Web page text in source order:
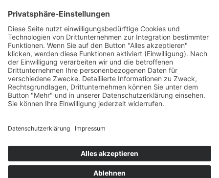
Ski Alpin
Ski Nordisch
Winter-Highlights
Aktuelles
Verband
Aktion Pro Ski
Selektionsrichtlinien
Kontakt
Impressum
Datenschutz
Internationale Verbände
IBU